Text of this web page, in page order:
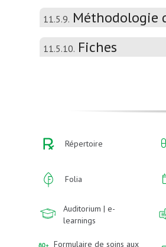
11.5.9. Méthodologie
11.5.10. Fiches
Répertoire
Folia
Auditorium | e-
learnings
Formulaire de soins aux